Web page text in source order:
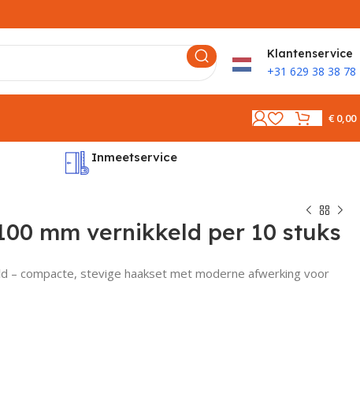
Klantenservice
+31 629 38 38 78
€0,00
Inmeetservice
mm vernikkeld per 10 stuks
– compacte, stevige haakset met moderne afwerking voor